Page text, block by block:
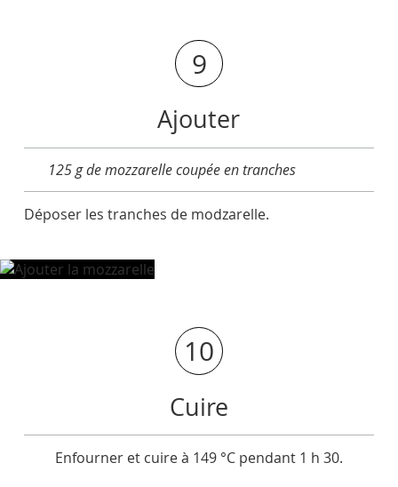
9
Ajouter
125 g de mozzarelle coupée en tranches
Déposer les tranches de modzarelle.
10
Cuire
Enfourner et cuire à 149 °C pendant 1 h 30.